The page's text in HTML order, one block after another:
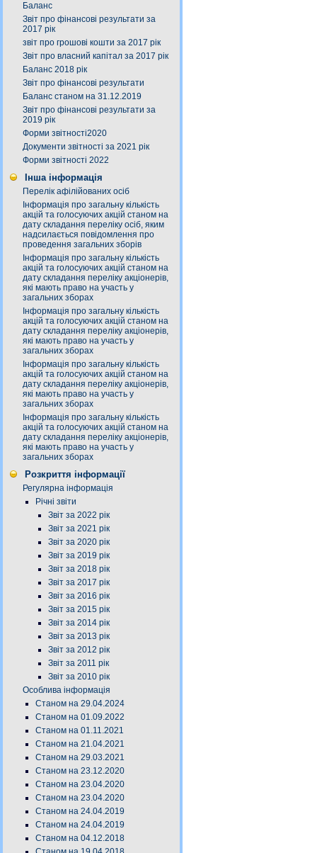
Баланс
Звіт про фінансові результати за
2017 рік
звіт про грошові кошти за 2017 рік
Звіт про власний капітал за 2017 рік
Баланс 2018 рік
Звіт про фінансові результати
Баланс станом на 31.12.2019
Звіт про фінансові результати за
2019 рік
Форми звітності2020
Документи звітності за 2021 рік
Форми звітності 2022
Інша інформація
Перелік афілійованих осіб
Інформація про загальну кількість
акцій та голосуючих акцій станом на
дату складання переліку осіб, яким
надсилається повідомлення про
проведення загальних зборів
Інформація про загальну кількість
акцій та голосуючих акцій станом на
дату складання переліку акціонерів,
які мають право на участь у
загальних зборах
Інформація про загальну кількість
акцій та голосуючих акцій станом на
дату складання переліку акціонерів,
які мають право на участь у
загальних зборах
Інформація про загальну кількість
акцій та голосуючих акцій станом на
дату складання переліку акціонерів,
які мають право на участь у
загальних зборах
Інформація про загальну кількість
акцій та голосуючих акцій станом на
дату складання переліку акціонерів,
які мають право на участь у
загальних зборах
Розкриття інформації
Регулярна інформація
Річні звіти
Звіт за 2022 рік
Звіт за 2021 рік
Звіт за 2020 рік
Звіт за 2019 рік
Звіт за 2018 рік
Звіт за 2017 рік
Звіт за 2016 рік
Звіт за 2015 рік
Звіт за 2014 рік
Звіт за 2013 рік
Звіт за 2012 рік
Звіт за 2011 рік
Звіт за 2010 рік
Особлива інформація
Станом на 29.04.2024
Станом на 01.09.2022
Станом на 01.11.2021
Станом на 21.04.2021
Станом на 29.03.2021
Станом на 23.12.2020
Станом на 23.04.2020
Станом на 23.04.2020
Станом на 24.04.2019
Станом на 24.04.2019
Станом на 04.12.2018